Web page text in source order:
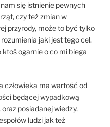
się istnienie pewnych
czy też zmian w
przyrody, może to być tylko
jaki jest tego cel.
ktoś ogarnie o co mi biega
człowieka ma wartość od
będącej wypadkową
posiadanej wiedzy,
ludzi jak też